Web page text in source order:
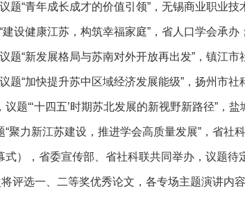
题“青年成长成才的价值引领”，无锡商业职业技
设健康江苏，构筑幸福家庭”，省人口学会承办；
题“新发展格局与苏南对外开放再出发”，镇江市
题“加快提升苏中区域经济发展能级”，扬州市社
题“‘十四五’时期苏北发展的新视野新路径”，盐
聚力新江苏建设，推进学会高质量发展”，省社
式），省委宣传部、省社科联共同举办，议题待
评选一、二等奖优秀论文，各专场主题演讲内